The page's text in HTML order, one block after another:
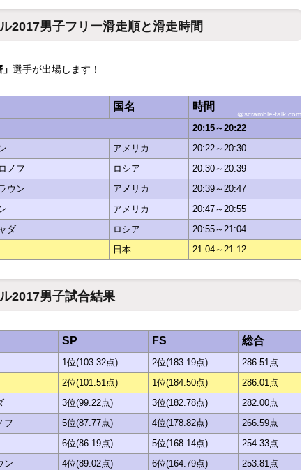
2017男子フリー滑走順と滑走時間
選手が出場します！
@scramble-talk.com
国名 時間
20:15～20:22
アメリカ
20:22～20:30
ノフ ロシア
20:30～20:39
ウン アメリカ
20:39～20:47
アメリカ
20:47～20:55
ダ ロシア
20:55～21:04
日本 21:04～21:12
2017男子試合結果
SP FS 総合
1位(103.32点) 2位(183.19点)
286.51点
2位(101.51点) 1位(184.50点)
286.01点
3位(99.22点) 3位(182.78点)
282.00点
フ 5位(87.77点) 4位(178.82点)
266.59点
6位(86.19点) 5位(168.14点)
254.33点
ン 4位(89.02点) 6位(164.79点) 253.81点